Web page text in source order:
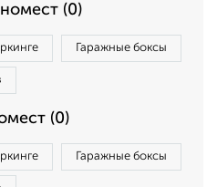
(0)
Гаражные боксы
(0)
Гаражные боксы